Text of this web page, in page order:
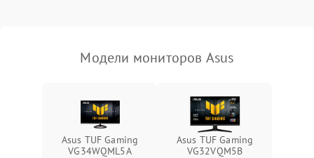
Неисправность системы
перенапряжения
Подробнее →
Модели мониторов Asus
Asus TUF Gaming
VG34WQML5A
Asus TUF Gaming
VG32VQM5B